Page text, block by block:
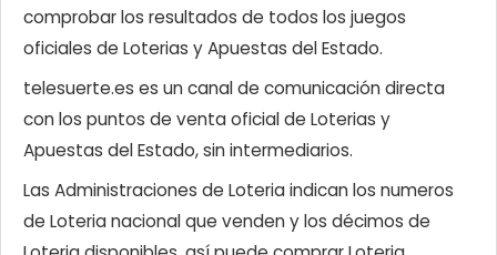
comprobar los resultados de todos los juegos
oficiales de Loterias y Apuestas del Estado.
telesuerte.es es un canal de comunicación directa
con los puntos de venta oficial de Loterias y
Apuestas del Estado, sin intermediarios.
Las Administraciones de Loteria indican los numeros
de Loteria nacional que venden y los décimos de